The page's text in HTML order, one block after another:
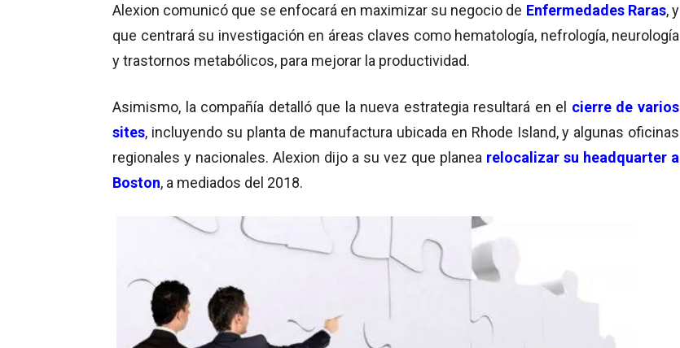
Alexion comunicó que se enfocará en maximizar su negocio de Enfermedades Raras, y
que centrará su investigación en áreas claves como hematología, nefrología, neurología
y trastornos metabólicos, para mejorar la productividad.
Asimismo, la compañía detalló que la nueva estrategia resultará en el cierre de varios
sites, incluyendo su planta de manufactura ubicada en Rhode Island, y algunas oficinas
regionales y nacionales. Alexion dijo a su vez que planea relocalizar su headquarter a
Boston, a mediados del 2018.